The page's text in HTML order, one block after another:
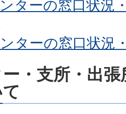
ターの窓口状況
ターの窓口状況
・支所・出